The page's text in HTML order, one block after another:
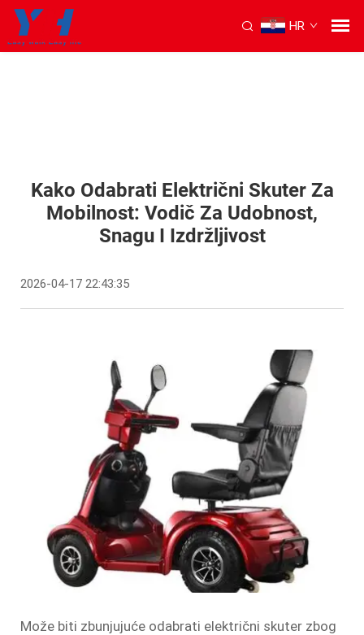
HR
Kako Odabrati Električni Skuter Za
Mobilnost: Vodič Za Udobnost,
Snagu I Izdržljivost
2026-04-17 22:43:35
Može biti zbunjujuće odabrati električni skuter zbog